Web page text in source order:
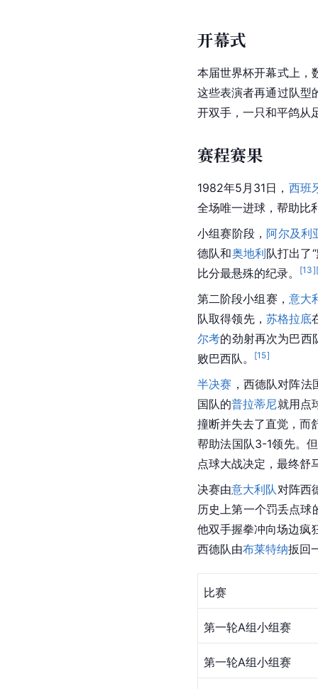
开幕式
本届世界杯开幕式上，
这些表演者再通过队型
开双手，一只和平鸽从
赛程赛果
1982年5月31日， 西班
全场唯一进球，帮助比
小组赛阶段， 阿尔及利
德队和奥地利队打出了“
比分最悬殊的纪录。
[13]
第二阶段小组赛， 意大
队取得领先， 苏格拉底
尔考的劲射再次为巴西
败巴西队。 [15]
半决赛 ，西德队对阵
国队的普拉蒂尼就用点
撞断并失去了直觉，而
帮助法国队3-1领先。
点球大战决定，最终舒
决赛由意大利队对阵西
历史上第一个罚丢点球
他双手握拳冲向场边疯
西德队由布莱特纳扳回
比赛
第一轮A组小组赛
第一轮A组小组赛